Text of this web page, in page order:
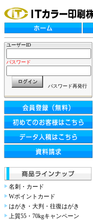
ユーザーID
パスワード
パスワード再発行
名刺・カード
Wポイントカード
はがき・大判・往復はがき
上質55・70kgキャンペーン